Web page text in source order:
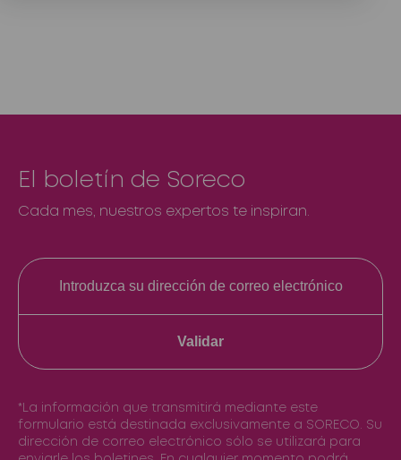
El boletín de Soreco
Cada mes, nuestros expertos te inspiran.
Validar
*La información que transmitirá mediante este
formulario está destinada exclusivamente a SORECO. Su
dirección de correo electrónico sólo se utilizará para